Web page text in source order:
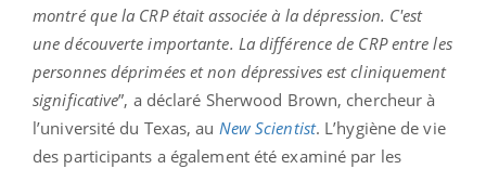
montré que la CRP était associée à la dépression. C'est
une découverte importante. La différence de CRP entre les
personnes déprimées et non dépressives est cliniquement
significative”, a déclaré Sherwood Brown, chercheur à
l’université du Texas, au New Scientist. L’hygiène de vie
des participants a également été examiné par les